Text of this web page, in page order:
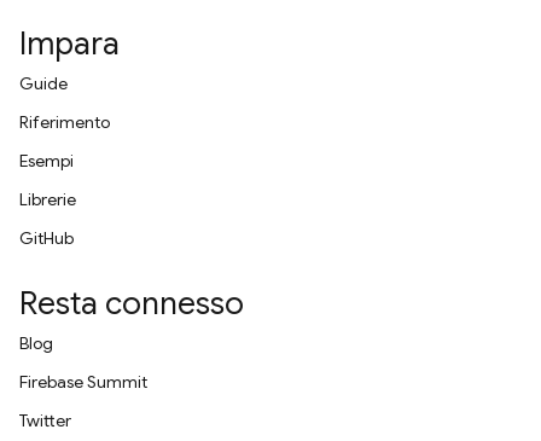
Impara
Guide
Riferimento
Esempi
Librerie
GitHub
Resta connesso
Blog
Firebase Summit
Twitter